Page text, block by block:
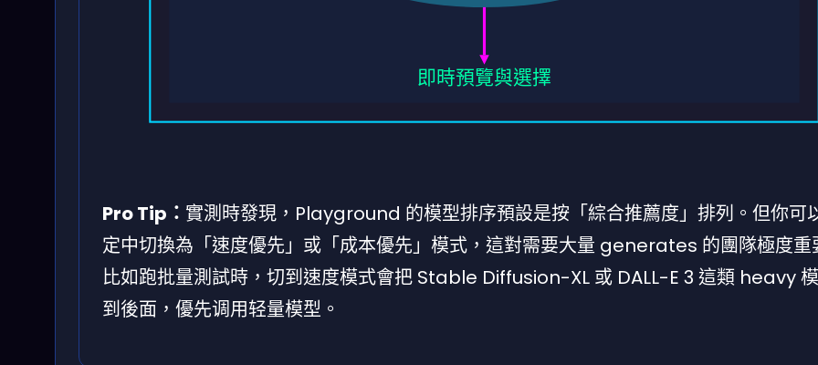
即時預覽與選擇
Pro Tip： 實測時發現，Playground 的模型排序預設是按「綜合推薦度」排列。但你可
定中切換為「速度優先」或「成本優先」模式，這對需要大量 generates 的團隊極度重
比如跑批量測試時，切到速度模式會把 Stable Diffusion-XL 或 DALL-E 3 這類 heavy
到後面，優先调用轻量模型。